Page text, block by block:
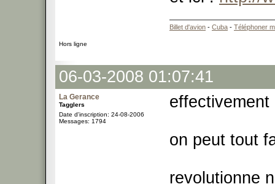
Billet d'avion - Cuba - Téléphoner
Hors ligne
06-03-2008 01:07:41
La Gerance
Tagglers
Date d'inscription: 24-08-2006
Messages: 1794
on peut tout
revolutionne